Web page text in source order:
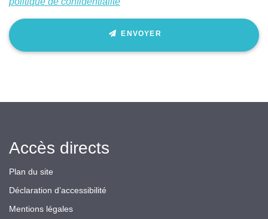
ENVOYER
Accès directs
Plan du site
Déclaration d’accessibilité
Mentions légales